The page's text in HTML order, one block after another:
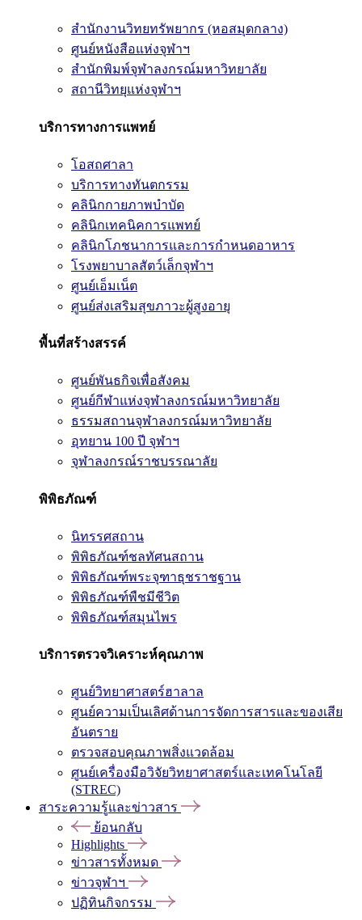
สำนักงานวิทยทรัพยากร (หอสมุดกลาง)
ศูนย์หนังสือแห่งจุฬาฯ
สำนักพิมพ์จุฬาลงกรณ์มหาวิทยาลัย
สถานีวิทยุแห่งจุฬาฯ
บริการทางการแพทย์
โอสถศาลา
บริการทางทันตกรรม
คลินิกกายภาพบำบัด
คลินิกเทคนิคการแพทย์
คลินิกโภชนาการและการกำหนดอาหาร
โรงพยาบาลสัตว์เล็กจุฬาฯ
ศูนย์เอ็มเน็ต
ศูนย์ส่งเสริมสุขภาวะผู้สูงอายุ
พื้นที่สร้างสรรค์
ศูนย์พันธกิจเพื่อสังคม
ศูนย์กีฬาแห่งจุฬาลงกรณ์มหาวิทยาลัย
ธรรมสถานจุฬาลงกรณ์มหาวิทยาลัย
อุทยาน 100 ปี จุฬาฯ
จุฬาลงกรณ์ราชบรรณาลัย
พิพิธภัณฑ์
นิทรรศสถาน
พิพิธภัณฑ์ชลทัศนสถาน
พิพิธภัณฑ์พระจุฑาธุชราชฐาน
พิพิธภัณฑ์พืชมีชีวิต
พิพิธภัณฑ์สมุนไพร
บริการตรวจวิเคราะห์คุณภาพ
ศูนย์วิทยาศาสตร์ฮาลาล
ศูนย์ความเป็นเลิศด้านการจัดการสารและของเสีย
อันตราย
ตรวจสอบคุณภาพสิ่งแวดล้อม
ศูนย์เครื่องมือวิจัยวิทยาศาสตร์และเทคโนโลยี
(STREC)
สาระความรู้และข่าวสาร
ย้อนกลับ
Highlights
ข่าวสารทั้งหมด
ข่าวจุฬาฯ
ปฏิทินกิจกรรม